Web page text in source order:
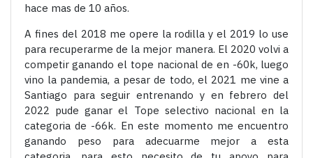
hace mas de 10 años.
A fines del 2018 me opere la rodilla y el 2019 lo use
para recuperarme de la mejor manera. El 2020 volvi a
competir ganando el tope nacional de en -60k, luego
vino la pandemia, a pesar de todo, el 2021 me vine a
Santiago para seguir entrenando y en febrero del
2022 pude ganar el Tope selectivo nacional en la
categoria de -66k. En este momento me encuentro
ganando peso para adecuarme mejor a esta